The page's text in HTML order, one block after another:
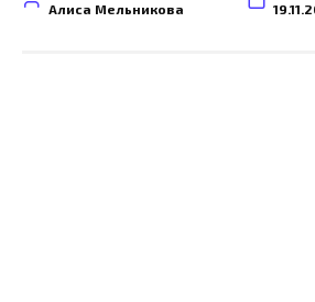
Алиса Мельникова